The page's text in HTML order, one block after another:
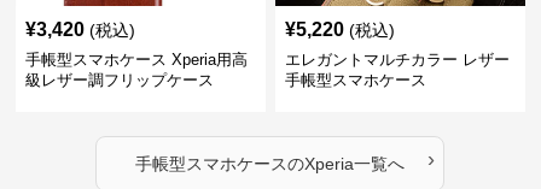
¥3,420 (税込)
手帳型スマホケース Xperia用高
級レザー調フリップケース
¥5,220 (税込)
エレガントマルチカラー レザー
手帳型スマホケース
手帳型スマホケースのXperia一覧へ ›